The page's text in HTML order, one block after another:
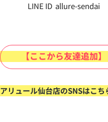
LINE ID allure-sendai
【ここから友達追加】
アリュール仙台店のSNSはこち